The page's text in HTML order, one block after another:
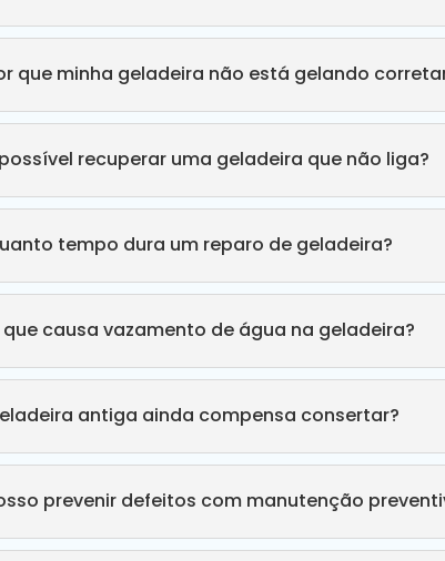
que minha geladeira não está gelando
possível recuperar uma geladeira que não liga?
tempo dura um reparo de geladeira?
que causa vazamento de água na geladeira?
antiga ainda compensa consertar?
prevenir defeitos com manutenção